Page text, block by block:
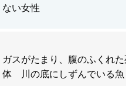
ない女性
ガスがたまり、腹のふくれた
体 川の底にしずんでいる魚